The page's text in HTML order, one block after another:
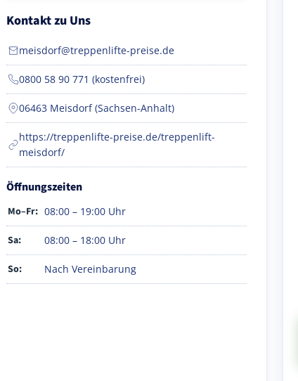
Kontakt zu Uns
meisdorf@treppenlifte-preise.de
0800 58 90 771 (kostenfrei)
06463 Meisdorf (Sachsen-Anhalt)
https://treppenlifte-preise.de/treppenlift-
meisdorf/
Öffnungszeiten
Mo–Fr: 08:00 – 19:00 Uhr
Sa: 08:00 – 18:00 Uhr
So: Nach Vereinbarung